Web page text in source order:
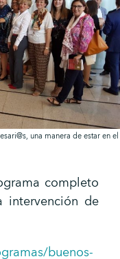
una manera de estar en el
completo
de
buenos-